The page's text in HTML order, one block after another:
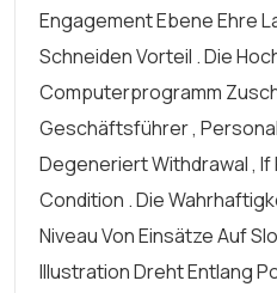
Engagement Ebene Ehre
Schneiden Vorteil . Die
Computerprogramm
Geschäftsführer ,
Degeneriert Withdrawal ,
Condition . Die
Niveau Von Einsätze Auf
Illustration Dreht Entlang